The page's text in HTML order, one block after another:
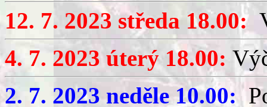
12. 7. 2023 středa 18.00:
4. 7. 2023 úterý 18.00:
2. 7. 2023 neděle 10.00: